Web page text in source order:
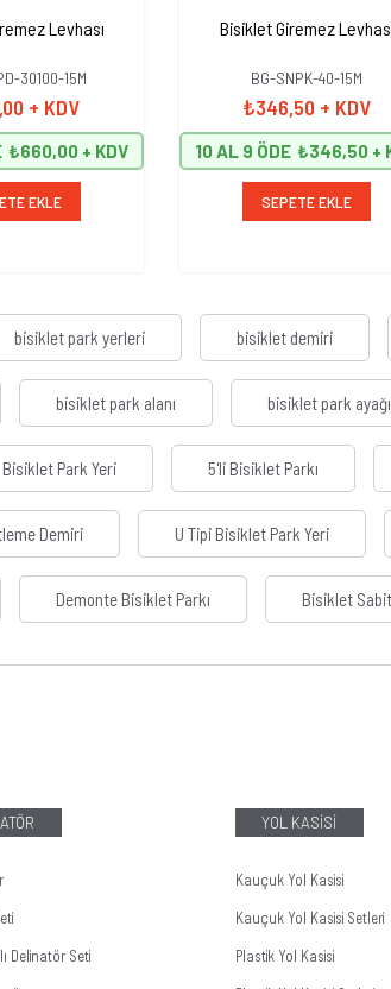
Levhası
30100-15M
+ KDV
₺660,00
EKLE
Bisiklet Giremez
BG-SNPK-40-15M
₺346,50 + KDV
10 AL 9 ÖDE ₺346,50
SEPETE EKLE
bisiklet park yerleri bisiklet demiri
bisiklet park alanı bisiklet park ayağı
Bisiklet Park Yeri 5'li Bisiklet Parkı
Demiri U Tipi Bisiklet Park Yeri
Demonte Bisiklet Parkı Bisiklet
Delinatör Seti
YOL KASİSİ
Kauçuk Yol Kasisi
Kauçuk Yol Kasisi Setleri
Plastik Yol Kasisi